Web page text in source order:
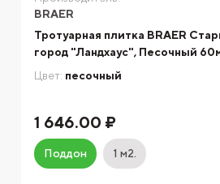
BRAER
Тротуарная плитка BRAER
город "Ландхаус", Песочный
Цвет: песочный
1 646.00 ₽
Поддон 1 м2.